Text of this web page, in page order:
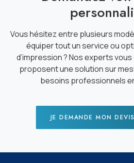
Vous hésitez entre plusieurs
équiper tout un service ou
d’impression ? Nos experts
proposent une solution sur
besoins professionnels
JE DEMANDE MON